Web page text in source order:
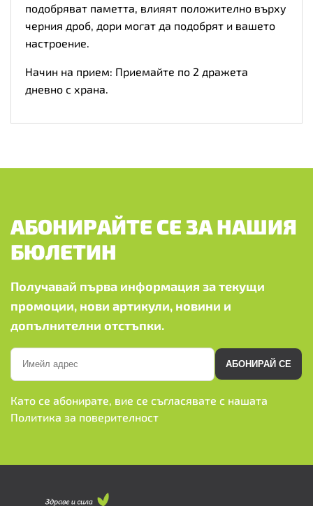
подобряват паметта, влияят положително върху
черния дроб, дори могат да подобрят и вашето
настроение.
Начин на прием: Приемайте по 2 дражета
дневно с храна.
АБОНИРАЙТЕ СЕ ЗА НАШИЯ
БЮЛЕТИН
Получавай първа информация за текущи
промоции, нови артикули, новини и
допълнителни отстъпки.
АБОНИРАЙ СЕ
Като се абонирате, вие се съгласявате с нашата
Политика за поверителност